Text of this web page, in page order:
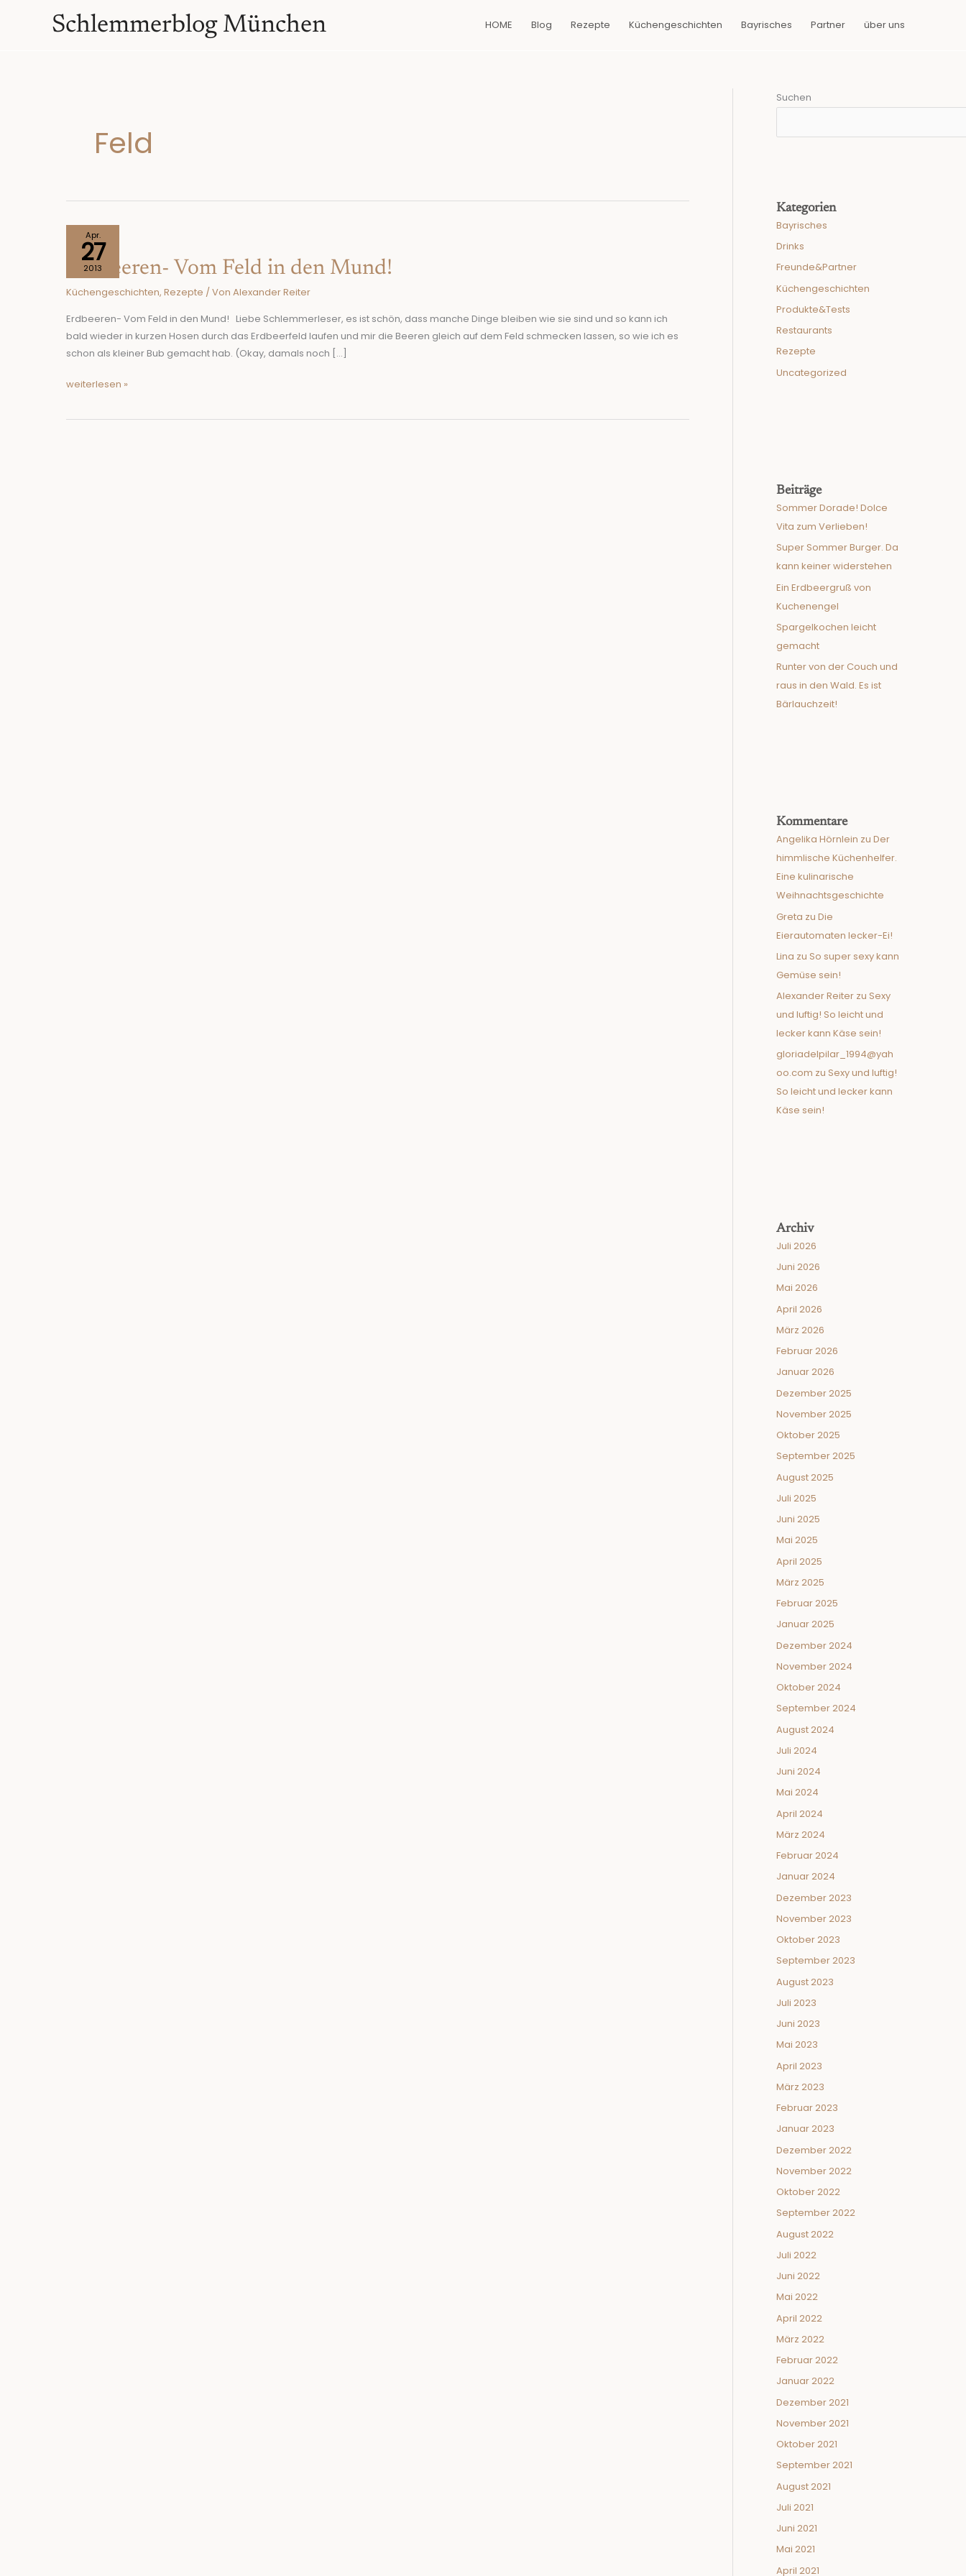
Schlemmerblog München HOME Blog Rezepte Küchengeschichten Bayrisches Partner über uns
Feld
Apr.
27
2013
Erdbeeren- Vom Feld in den Mund!
Küchengeschichten, Rezepte / Von Alexander Reiter
Erdbeeren- Vom Feld in den Mund! Liebe Schlemmerleser, es ist schön, dass manche Dinge bleiben wie sie sind und so kann ich
bald wieder in kurzen Hosen durch das Erdbeerfeld laufen und mir die Beeren gleich auf dem Feld schmecken lassen, so wie ich es
schon als kleiner Bub gemacht hab. (Okay, damals noch […]
Erdbeeren-
Vom
Feld
Mund!
weiterlesen »
Suchen
Kategorien
Bayrisches
Drinks
Freunde&Partner
Küchengeschichten
Produkte&Tests
Restaurants
Rezepte
Uncategorized
Beiträge
Sommer Dorade! Dolce
Vita zum Verlieben!
Super Sommer Burger. Da
kann keiner widerstehen
Ein Erdbeergruß von
Kuchenengel
Spargelkochen leicht
gemacht
Runter von der Couch und
raus in den Wald. Es ist
Bärlauchzeit!
Kommentare
Angelika Hörnlein zu Der
himmlische Küchenhelfer.
Eine kulinarische
Weihnachtsgeschichte
Greta zu Die
Eierautomaten lecker-Ei!
Lina zu So super sexy kann
Gemüse sein!
Alexander Reiter zu Sexy
und luftig! So leicht und
lecker kann Käse sein!
gloriadelpilar_1994@yah
oo.com zu Sexy und luftig!
So leicht und lecker kann
Käse sein!
Archiv
Juli 2026
Juni 2026
Mai 2026
April 2026
März 2026
Februar 2026
Januar 2026
Dezember 2025
November 2025
Oktober 2025
September 2025
August 2025
Juli 2025
Juni 2025
Mai 2025
April 2025
März 2025
Februar 2025
Januar 2025
Dezember 2024
November 2024
Oktober 2024
September 2024
August 2024
Juli 2024
Juni 2024
Mai 2024
April 2024
März 2024
Februar 2024
Januar 2024
Dezember 2023
November 2023
Oktober 2023
September 2023
August 2023
Juli 2023
Juni 2023
Mai 2023
April 2023
März 2023
Februar 2023
Januar 2023
Dezember 2022
November 2022
Oktober 2022
September 2022
August 2022
Juli 2022
Juni 2022
Mai 2022
April 2022
März 2022
Februar 2022
Januar 2022
Dezember 2021
November 2021
Oktober 2021
September 2021
August 2021
Juli 2021
Juni 2021
Mai 2021
April 2021